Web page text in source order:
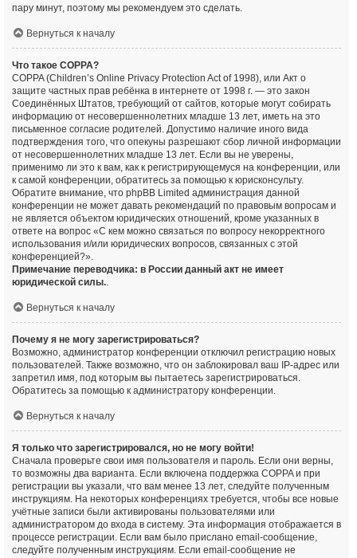
пару минут, поэтому мы рекомендуем это сделать.
Вернуться к началу
Что такое COPPA?
COPPA (Children’s Online Privacy Protection Act of 1998), или Акт о
защите частных прав ребёнка в интернете от 1998 г. — это закон
Соединённых Штатов, требующий от сайтов, которые могут собирать
информацию от несовершеннолетних младше 13 лет, иметь на это
письменное согласие родителей. Допустимо наличие иного вида
подтверждения того, что опекуны разрешают сбор личной информации
от несовершеннолетних младше 13 лет. Если вы не уверены,
применимо ли это к вам, как к регистрирующемуся на конференции, или
к самой конференции, обратитесь за помощью к юрисконсульту.
Обратите внимание, что phpBB Limited администрация данной
конференции не может давать рекомендаций по правовым вопросам и
не является объектом юридических отношений, кроме указанных в
ответе на вопрос «С кем можно связаться по вопросу некорректного
использования и/или юридических вопросов, связанных с этой
конференцией?».
Примечание переводчика: в России данный акт не имеет
юридической силы..
Вернуться к началу
Почему я не могу зарегистрироваться?
Возможно, администратор конференции отключил регистрацию новых
пользователей. Также возможно, что он заблокировал ваш IP-адрес или
запретил имя, под которым вы пытаетесь зарегистрироваться.
Обратитесь за помощью к администратору конференции.
Вернуться к началу
Я только что зарегистрировался, но не могу войти!
Сначала проверьте свои имя пользователя и пароль. Если они верны,
то возможны два варианта. Если включена поддержка COPPA и при
регистрации вы указали, что вам менее 13 лет, следуйте полученным
инструкциям. На некоторых конференциях требуется, чтобы все новые
учётные записи были активированы пользователями или
администратором до входа в систему. Эта информация отображается в
процессе регистрации. Если вам было прислано email-сообщение,
следуйте полученным инструкциям. Если email-сообщение не